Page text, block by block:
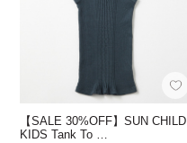
【SALE 30%OFF】SUN CHILD
KIDS Tank To …